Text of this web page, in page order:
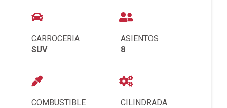
CARROCERIA
SUV
COMBUSTIBLE
ASIENTOS
8
CILINDRADA